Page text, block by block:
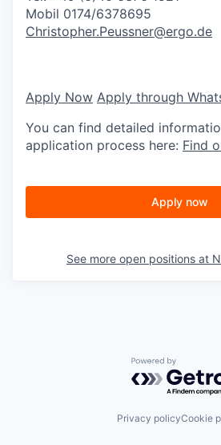
Mobil 0174/6378695
Christopher.Peussner@ergo.de
Apply Now Apply through
You can find detailed
application process here: Find
Apply now
See more open positions at
Powered by
Privacy policyCookie